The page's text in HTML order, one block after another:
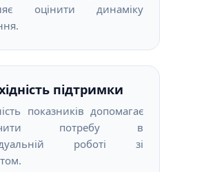
оцінити динаміку
підтримки
показників допомагає
потребу в
роботі зі